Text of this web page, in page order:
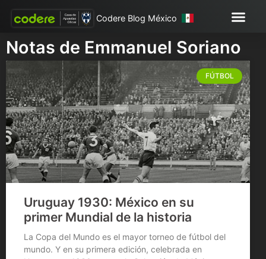
Codere Blog México
Notas de Emmanuel Soriano
FÚTBOL
Uruguay 1930: México en su
primer Mundial de la historia
La Copa del Mundo es el mayor torneo de fútbol del
mundo. Y en su primera edición, celebrada en